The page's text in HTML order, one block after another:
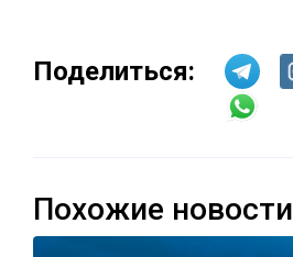
Поделиться:
Похожие новости